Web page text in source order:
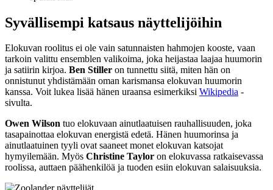
Syvällisempi katsaus näyttelijöihin
Elokuvan roolitus ei ole vain satunnaisten hahmojen kooste, vaan
tarkoin valittu ensemblen valikoima, joka heijastaa laajaa huumorin
ja satiirin kirjoa. Ben Stiller on tunnettu siitä, miten hän on
onnistunut yhdistämään oman karismansa elokuvan huumorin
kanssa. Voit lukea lisää hänen uraansa esimerkiksi Wikipedia -
sivulta.
Owen Wilson tuo elokuvaan ainutlaatuisen rauhallisuuden, joka
tasapainottaa elokuvan energistä edetä. Hänen huumorinsa ja
ainutlaatuinen tyyli ovat saaneet monet elokuvan katsojat
hymyilemään. Myös Christine Taylor on elokuvassa ratkaisevassa
roolissa, auttaen päähenkilöä ja tuoden esiin elokuvan salaisuuksia.